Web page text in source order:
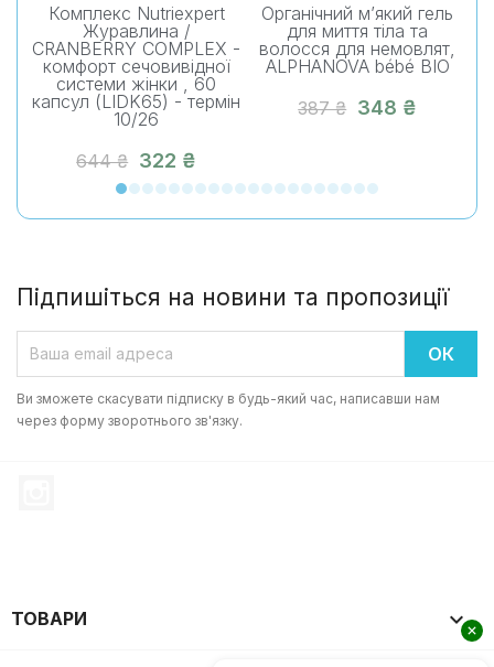
Комплекс Nutriexpert
Журавлина /
CRANBERRY COMPLEX -
комфорт сечовивідної
системи жінки , 60
капсул (LIDK65) - термін
10/26
644 ₴ 322 ₴
Органічний м’який гель
для миття тіла та
волосся для немовлят,
ALPHANOVA bébé BIO
387 ₴ 348 ₴
Підпишіться на новини та пропозиції
Ви зможете скасувати підписку в будь-який час, написавши нам
через форму зворотнього зв'язку.
ТОВАРИ 